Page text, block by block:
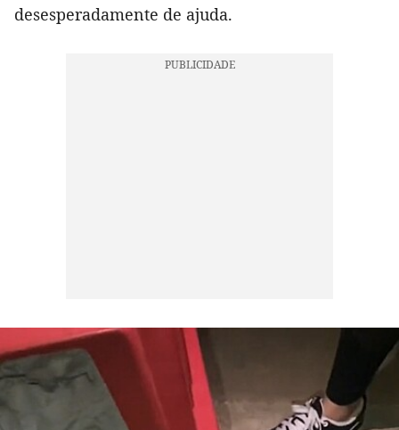
desesperadamente de ajuda.